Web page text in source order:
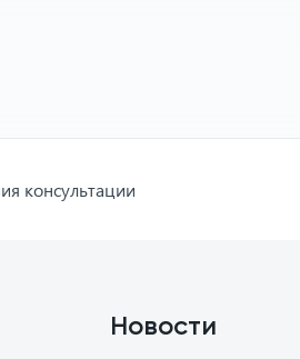
консультации
Новости